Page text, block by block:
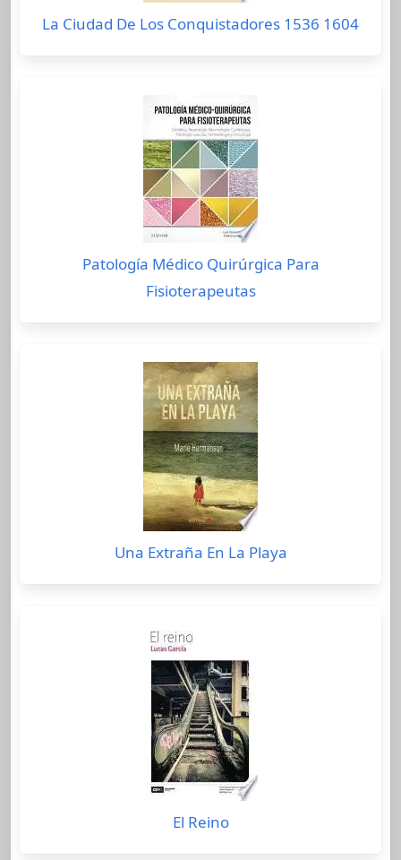
La Ciudad De Los Conquistadores 1536 1604
Patología Médico Quirúrgica Para
Fisioterapeutas
Una Extraña En La Playa
El Reino